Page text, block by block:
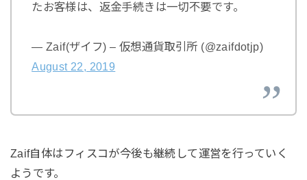
たお客様は、返金手続きは一切不要です。
— Zaif(ザイフ) – 仮想通貨取引所 (@zaifdotjp)
August 22, 2019
Zaif自体はフィスコが今後も継続して運営を行っていく
ようです。